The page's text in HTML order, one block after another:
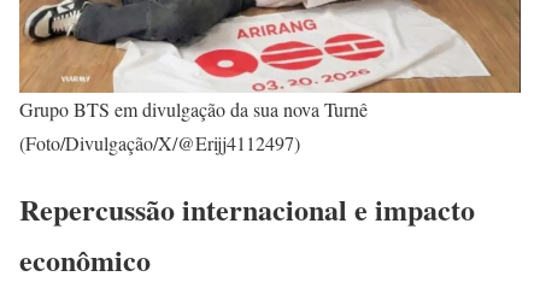
Grupo BTS em divulgação da sua nova Turnê
(Foto/Divulgação/X/@Erijj4112497)
Repercussão internacional e impacto
econômico